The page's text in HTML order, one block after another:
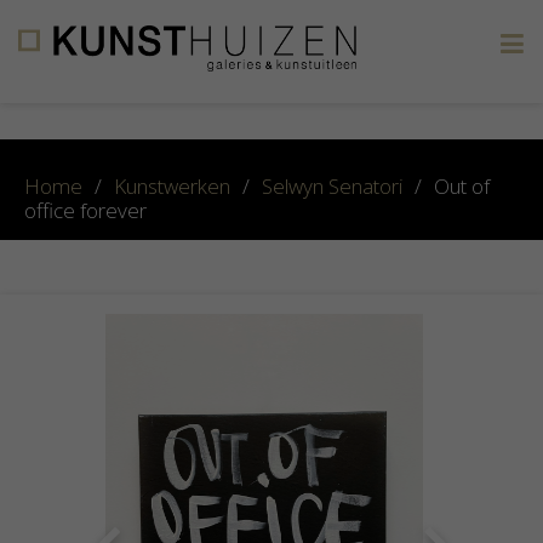
Home / Kunstwerken / Selwyn Senatori / Out of
office forever